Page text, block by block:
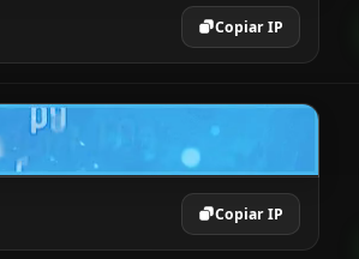
Copiar IP
Copiar IP